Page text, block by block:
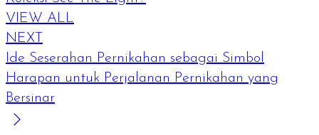
VIEW ALL
NEXT
Ide Seserahan Pernikahan sebagai Simbol
Harapan untuk Perjalanan Pernikahan yang
Bersinar